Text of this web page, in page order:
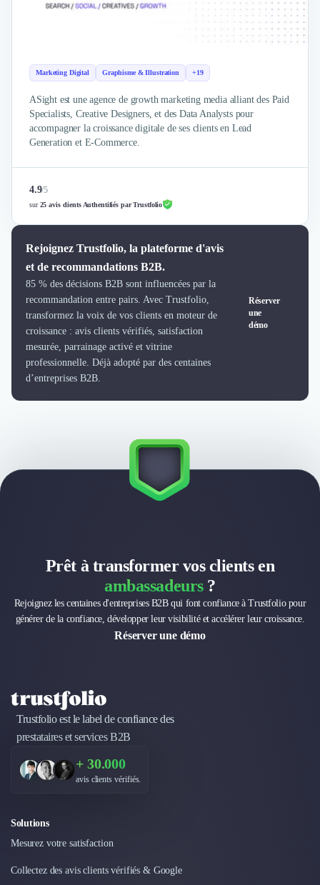
Veille commerciale
Études Marketing
Présentations PowerPoint
Email Marketing
Data Marketing
Logiciel Marketing
Logiciel Commercial
Expertise Comptable
Subventions & Aides
Droit des Affaires
Externalisation Administrative
Direction Financière Externalisée (DAF)
Transactions Services
Restructuring
Droit Commercial
Recouvrement
Financement de matériel ou équipement
Développement Web
Product Management
Téléphonie & Télécommunication
Chatbot
Maintenance et Infogérance
Graphisme & Illustration
Stratégie Digitale
Développement Logiciel
Développement d'Application Mobile
Marketing Digital Graphisme & Illustration +19
ASight est une agence de growth marketing media alliant des Paid
Specialists, Creative Designers, et des Data Analysts pour
accompagner la croissance digitale de ses clients en Lead
Generation et E-Commerce.
4.9/5
sur25 avis clients Authentifiés par Trustfolio
Rejoignez Trustfolio, la plateforme d'avis
et de recommandations B2B.
85 % des décisions B2B sont influencées par la
recommandation entre pairs. Avec Trustfolio,
transformez la voix de vos clients en moteur de
croissance : avis clients vérifiés, satisfaction
mesurée, parrainage activé et vitrine
professionnelle. Déjà adopté par des centaines
d’entreprises B2B.
Réserver
une
démo
Prêt à transformer vos clients en
ambassadeurs?
Rejoignez les centaines d'entreprises B2B qui font confiance à Trustfolio pour
générer de la confiance, développer leur visibilité et accélérer leur croissance.
Réserver une démo
Trustfolio est le label de confiance des
prestataires et services B2B
+ 30.000
avis clients vérifiés.
Solutions
Mesurez votre satisfaction
Collectez des avis clients vérifiés & Google